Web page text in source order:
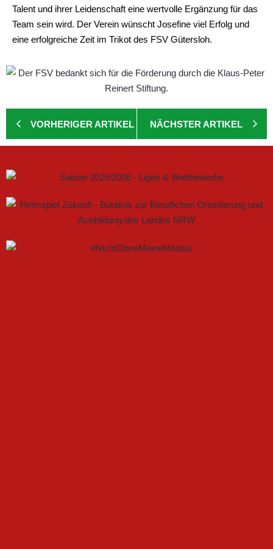
Talent und ihrer Leidenschaft eine wertvolle Ergänzung für das
Team sein wird. Der Verein wünscht Josefine viel Erfolg und
eine erfolgreiche Zeit im Trikot des FSV Gütersloh.
VORHERIGER ARTIKEL NÄCHSTER ARTIKEL